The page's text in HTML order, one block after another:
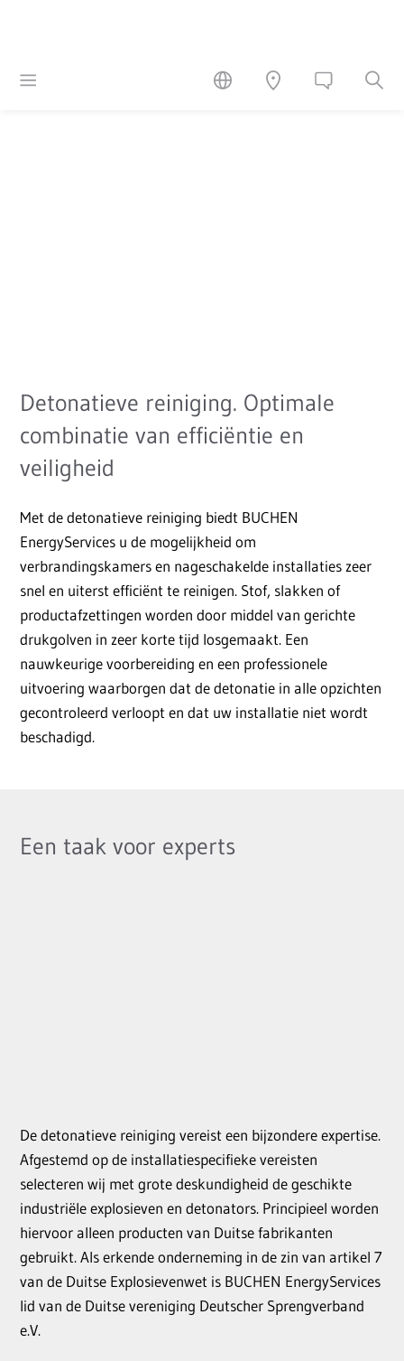
Detonatieve reiniging. Optimale
combinatie van efficiëntie en
veiligheid
Met de detonatieve reiniging biedt BUCHEN
EnergyServices u de mogelijkheid om
verbrandingskamers en nageschakelde installaties zeer
snel en uiterst efficiënt te reinigen. Stof, slakken of
productafzettingen worden door middel van gerichte
drukgolven in zeer korte tijd losgemaakt. Een
nauwkeurige voorbereiding en een professionele
uitvoering waarborgen dat de detonatie in alle opzichten
gecontroleerd verloopt en dat uw installatie niet wordt
beschadigd.
Een taak voor experts
De detonatieve reiniging vereist een bijzondere expertise.
Afgestemd op de installatiespecifieke vereisten
selecteren wij met grote deskundigheid de geschikte
industriële explosieven en detonators. Principieel worden
hiervoor alleen producten van Duitse fabrikanten
gebruikt. Als erkende onderneming in de zin van artikel 7
van de Duitse Explosievenwet is BUCHEN EnergyServices
lid van de Duitse vereniging Deutscher Sprengverband
e.V.